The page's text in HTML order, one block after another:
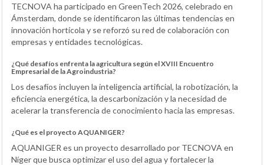
TECNOVA ha participado en GreenTech 2026, celebrado en
Ámsterdam, donde se identificaron las últimas tendencias en
innovación hortícola y se reforzó su red de colaboración con
empresas y entidades tecnológicas.
¿Qué desafíos enfrenta la agricultura según el XVIII Encuentro
Empresarial de la Agroindustria?
Los desafíos incluyen la inteligencia artificial, la robotización, la
eficiencia energética, la descarbonización y la necesidad de
acelerar la transferencia de conocimiento hacia las empresas.
¿Qué es el proyecto AQUANIGER?
AQUANIGER es un proyecto desarrollado por TECNOVA en
Níger que busca optimizar el uso del agua y fortalecer la